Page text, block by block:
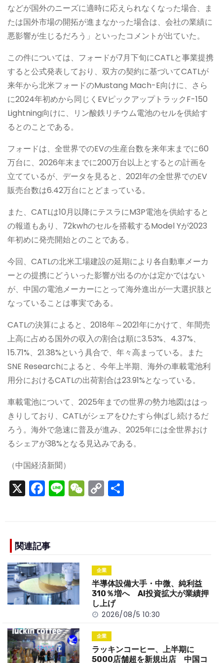
などが国外のニーズに適時に応えられなくなった場合、ま
たは国外市場の開拓が進まなかった場合は、会社の業績に
悪影響が生じるだろう」といったコメントが出ていた。
この件については、フォードが7月下旬にCATLと事業提携
すると公式発表しており、双方の契約に基づいてCATLが
来年から北米フォードのMustang Mach-E向けに、さら
に2024年初めから同じくEVピックアップトラックF-150
Lightning向けに、リン酸鉄リチウム電池のセルを供給す
るとのことである。
フォードは、全世界でのEVの生産台数を来年末までに60
万台に、2026年末までに200万台以上とするとの計画を
立てているが、データを見ると、2021年の全世界でのEV
販売台数は6.42万台にとどまっている。
また、CATLは10月以降にテスラにM3P電池を供給すると
の報道もあり、72kwhのセルを搭載するModel Yが2023
年初めに発売開始とのことである。
今回、CATLの北米工場建設の延期により各自動車メーカ
ーとの提携にどういった影響が出るのかは定かではない
が、中国の電池メーカーにとって海外進出が一大選択肢と
なっていることは事実である。
CATLの決算によると、2018年～2021年にかけて、年間売
上高に占める国外の収入の割合は順に3.53%、4.37%、
15.71%、21.38%という具合で、年々高まっている。また
SNE Researchによると、今年上半期、海外の車載電池利
用分におけるCATLの出荷割合は23.91%となっている。
車載電池について、2025年までの世界の勢力地図ははっ
きりしており、CATLがシェアをひたすら伸ばし続けるだ
ろう。海外で急速に普及が進み、2025年には全世界おけ
るシェアが38%となる見込みである。
（中国経済新聞）
X F
a
e
b
o
o
k
Li
n
W
e
C
o
n
k
関連記事
企業
半導体設備大手・中微、純利益
310％増へ AI投資拡大が業績押
し上げ
2026/08/5 10:30
企業
ラッキンコーヒー、上半期に
5000店舗超を新規出店 中国コ